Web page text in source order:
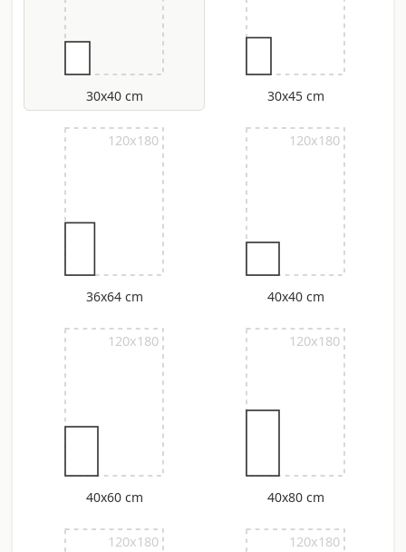
30x40 cm 30x45 cm
120x180
36x64 cm
120x180
40x40 cm
120x180
40x60 cm
120x180
40x80 cm
120x180 120x180